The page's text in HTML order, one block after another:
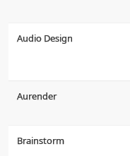
Audio Design
Aurender
Brainstorm